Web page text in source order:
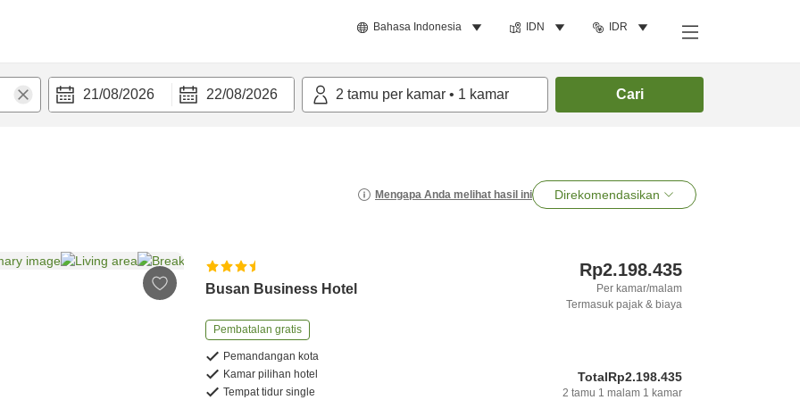
Bahasa Indonesia IDN IDR
21/08/2026 22/08/2026 2 tamu per kamar • 1 kamar Cari
Mengapa Anda melihat hasil ini Direkomendasikan
Busan Business Hotel
Pembatalan gratis
Pemandangan kota
Kamar pilihan hotel
Tempat tidur single
Rp2.198.435
Per kamar/malam
Termasuk pajak & biaya
TotalRp2.198.435
2 tamu 1 malam 1 kamar